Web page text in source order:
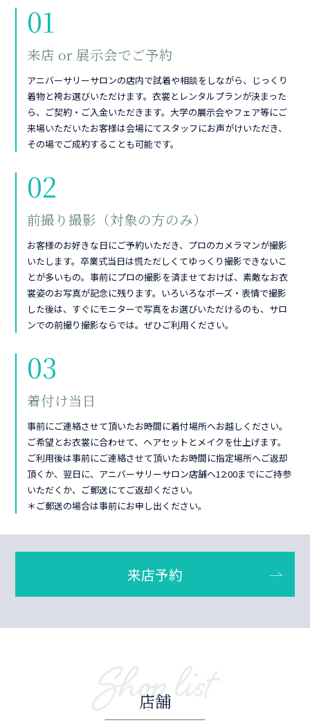
01
来店 or 展示会でご予約
アニバーサリーサロンの店内で試着や相談をしながら、じっくり
着物と袴お選びいただけます。衣裳とレンタルプランが決まった
ら、ご契約・ご入金いただきます。大学の展示会やフェア等にご
来場いただいたお客様は会場にてスタッフにお声がけいただき、
その場でご成約することも可能です。
02
前撮り撮影（対象の方のみ）
お客様のお好きな日にご予約いただき、プロのカメラマンが撮影
いたします。卒業式当日は慌ただしくてゆっくり撮影できないこ
とが多いもの。事前にプロの撮影を済ませておけば、素敵なお衣
裳姿のお写真が記念に残ります。いろいろなポーズ・表情で撮影
した後は、すぐにモニターで写真をお選びいただけるのも、サロ
ンでの前撮り撮影ならでは。ぜひご利用ください。
03
着付け当日
事前にご連絡させて頂いたお時間に着付場所へお越しください。
ご希望とお衣裳に合わせて、ヘアセットとメイクを仕上げます。
ご利用後は事前にご連絡させて頂いたお時間に指定場所へご返却
頂くか、翌日に、アニバーサリーサロン店舗へ12:00までにご持参
いただくか、ご郵送にてご返却ください。
＊ご郵送の場合は事前にお申し出ください。
来店予約
Shop list
店舗